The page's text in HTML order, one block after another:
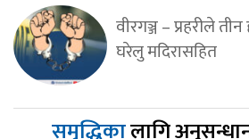
वीरगञ्ज – प्रहरीले
घरेलु मदिरासहित
समृद्धिकालागि